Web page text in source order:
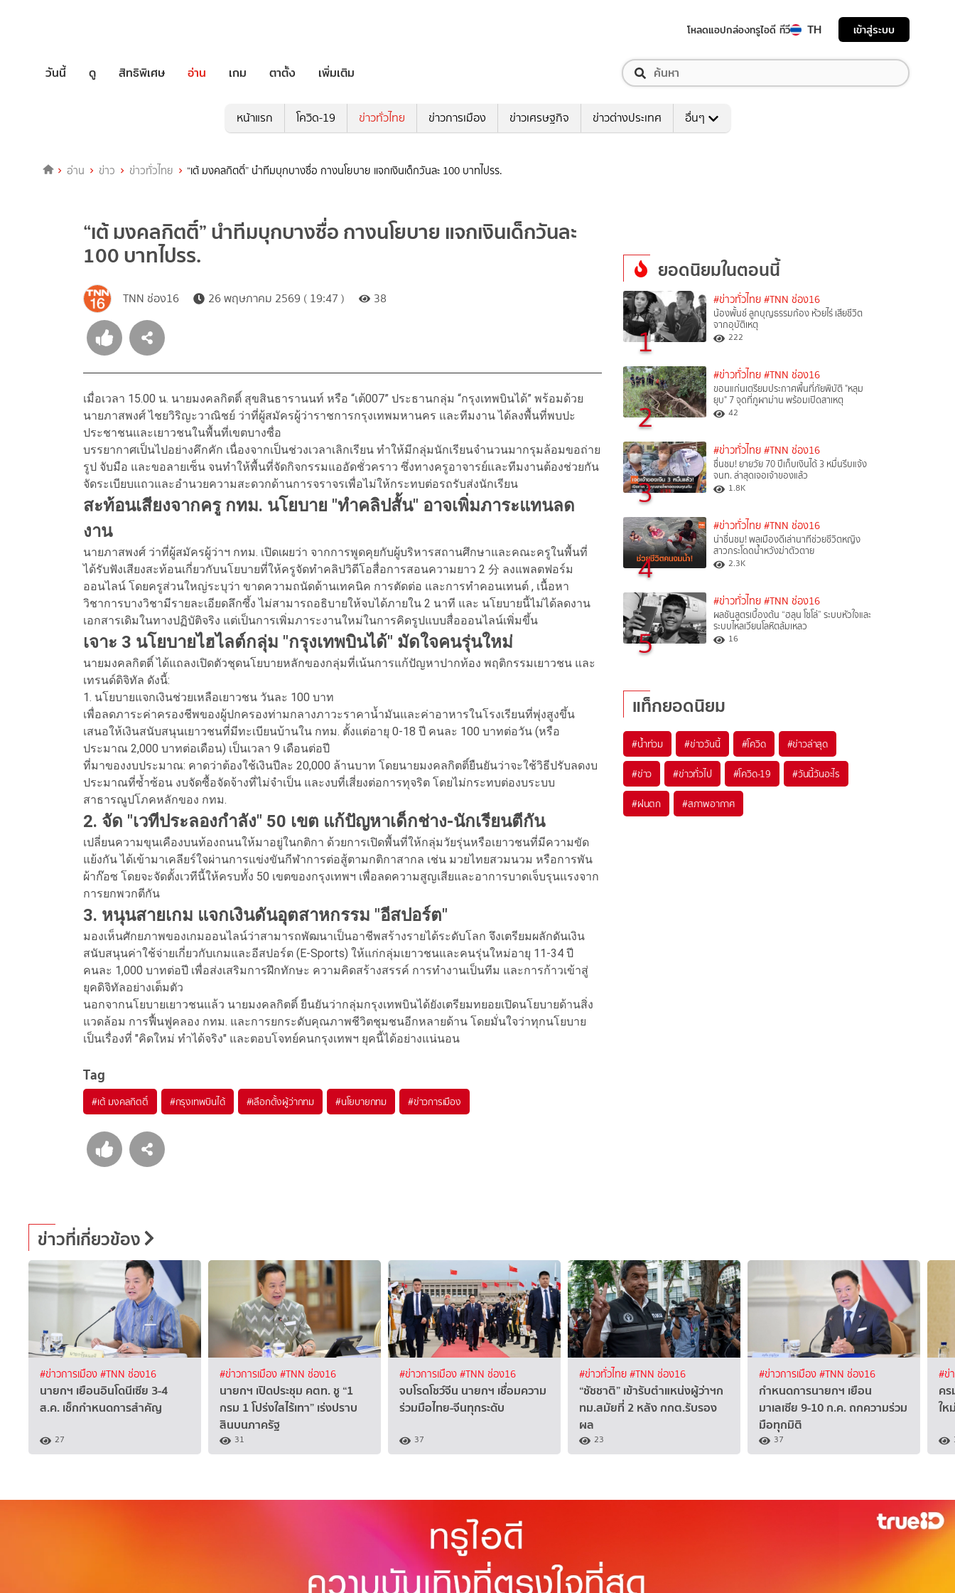
โหลดแอปกล่องทรูไอดี ทีวี TH เข้าสู่ระบบ
วันนี้ ดู สิทธิพิเศษ อ่าน เกม ตาตั้ง เพิ่มเติม
หน้าแรก โควิด-19 ข่าวทั่วไทย ข่าวการเมือง ข่าวเศรษฐกิจ ข่าวต่างประเทศ อื่นๆ
อ่าน ข่าว ข่าวทั่วไทย “เต้ มงคลกิตติ์” นำทีมบุกบางซื่อ กางนโยบาย แจกเงินเด็กวันละ 100 บาทไปรร.
“เต้ มงคลกิตติ์” นำทีมบุกบางซื่อ กางนโยบาย แจกเงินเด็กวันละ
100 บาทไปรร.
TNN ช่อง16 26 พฤษภาคม 2569 ( 19:47 ) 38
เมื่อเวลา 15.00 น. นายมงคลกิตติ์ สุขสินธารานนท์ หรือ “เต้007” ประธานกลุ่ม “กรุงเทพบินได้” พร้อมด้วย
นายภาสพงศ์ ไชยวิริญะวาณิชย์ ว่าที่ผู้สมัครผู้ว่าราชการกรุงเทพมหานคร และทีมงาน ได้ลงพื้นที่พบปะ
ประชาชนและเยาวชนในพื้นที่เขตบางซื่อ
บรรยากาศเป็นไปอย่างคึกคัก เนื่องจากเป็นช่วงเวลาเลิกเรียน ทำให้มีกลุ่มนักเรียนจำนวนมากรุมล้อมขอถ่าย
รูป จับมือ และขอลายเซ็น จนทำให้พื้นที่จัดกิจกรรมแออัดชั่วคราว ซึ่งทางครูอาจารย์และทีมงานต้องช่วยกัน
จัดระเบียบแถวและอำนวยความสะดวกด้านการจราจรเพื่อไม่ให้กระทบต่อรถรับส่งนักเรียน
สะท้อนเสียงจากครู กทม. นโยบาย "ทำคลิปสั้น" อาจเพิ่มภาระแทนลด
งาน
นายภาสพงศ์ ว่าที่ผู้สมัครผู้ว่าฯ กทม. เปิดเผยว่า จากการพูดคุยกับผู้บริหารสถานศึกษาและคณะครูในพื้นที่
ได้รับฟังเสียงสะท้อนเกี่ยวกับนโยบายที่ให้ครูจัดทำคลิปวิดีโอสื่อการสอนความยาว 2 分 ลงแพลตฟอร์ม
ออนไลน์ โดยครูส่วนใหญ่ระบุว่า ขาดความถนัดด้านเทคนิค การตัดต่อ และการทำคอนเทนต์ , เนื้อหา
วิชาการบางวิชามีรายละเอียดลึกซึ้ง ไม่สามารถอธิบายให้จบได้ภายใน 2 นาที และ นโยบายนี้ไม่ได้ลดงาน
เอกสารเดิมในทางปฏิบัติจริง แต่เป็นการเพิ่มภาระงานใหม่ในการคิดรูปแบบสื่อออนไลน์เพิ่มขึ้น
เจาะ 3 นโยบายไฮไลต์กลุ่ม "กรุงเทพบินได้" มัดใจคนรุ่นใหม่
นายมงคลกิตติ์ ได้แถลงเปิดตัวชุดนโยบายหลักของกลุ่มที่เน้นการแก้ปัญหาปากท้อง พฤติกรรมเยาวชน และ
เทรนด์ดิจิทัล ดังนี้:
1. นโยบายแจกเงินช่วยเหลือเยาวชน วันละ 100 บาท
เพื่อลดภาระค่าครองชีพของผู้ปกครองท่ามกลางภาวะราคาน้ำมันและค่าอาหารในโรงเรียนที่พุ่งสูงขึ้น
เสนอให้เงินสนับสนุนเยาวชนที่มีทะเบียนบ้านใน กทม. ตั้งแต่อายุ 0-18 ปี คนละ 100 บาทต่อวัน (หรือ
ประมาณ 2,000 บาทต่อเดือน) เป็นเวลา 9 เดือนต่อปี
ที่มาของงบประมาณ: คาดว่าต้องใช้เงินปีละ 20,000 ล้านบาท โดยนายมงคลกิตติ์ยืนยันว่าจะใช้วิธีปรับลดงบ
ประมาณที่ซ้ำซ้อน งบจัดซื้อจัดจ้างที่ไม่จำเป็น และงบที่เสี่ยงต่อการทุจริต โดยไม่กระทบต่องบระบบ
สาธารณูปโภคหลักของ กทม.
2. จัด "เวทีประลองกำลัง" 50 เขต แก้ปัญหาเด็กช่าง-นักเรียนตีกัน
เปลี่ยนความขุนเคืองบนท้องถนนให้มาอยู่ในกติกา ด้วยการเปิดพื้นที่ให้กลุ่มวัยรุ่นหรือเยาวชนที่มีความขัด
แย้งกัน ได้เข้ามาเคลียร์ใจผ่านการแข่งขันกีฬาการต่อสู้ตามกติกาสากล เช่น มวยไทยสวมนวม หรือการพัน
ผ้าก๊อซ โดยจะจัดตั้งเวทีนี้ให้ครบทั้ง 50 เขตของกรุงเทพฯ เพื่อลดความสูญเสียและอาการบาดเจ็บรุนแรงจาก
การยกพวกตีกัน
3. หนุนสายเกม แจกเงินดันอุตสาหกรรม "อีสปอร์ต"
มองเห็นศักยภาพของเกมออนไลน์ว่าสามารถพัฒนาเป็นอาชีพสร้างรายได้ระดับโลก จึงเตรียมผลักดันเงิน
สนับสนุนค่าใช้จ่ายเกี่ยวกับเกมและอีสปอร์ต (E-Sports) ให้แก่กลุ่มเยาวชนและคนรุ่นใหม่อายุ 11-34 ปี
คนละ 1,000 บาทต่อปี เพื่อส่งเสริมการฝึกทักษะ ความคิดสร้างสรรค์ การทำงานเป็นทีม และการก้าวเข้าสู่
ยุคดิจิทัลอย่างเต็มตัว
นอกจากนโยบายเยาวชนแล้ว นายมงคลกิตติ์ ยืนยันว่ากลุ่มกรุงเทพบินได้ยังเตรียมทยอยเปิดนโยบายด้านสิ่ง
แวดล้อม การฟื้นฟูคลอง กทม. และการยกระดับคุณภาพชีวิตชุมชนอีกหลายด้าน โดยมั่นใจว่าทุกนโยบาย
เป็นเรื่องที่ "คิดใหม่ ทำได้จริง" และตอบโจทย์คนกรุงเทพฯ ยุคนี้ได้อย่างแน่นอน
Tag
#เต้ มงคลกิตติ์ #กรุงเทพบินได้ #เลือกตั้งผู้ว่ากทม #นโยบายกทม #ข่าวการเมือง
ยอดนิยมในตอนนี้
1
#ข่าวทั่วไทย #TNN ช่อง16
น้องพั้นช์ ลูกบุญธรรมก้อง ห้วยไร่ เสียชีวิต
จากอุบัติเหตุ
222
2
#ข่าวทั่วไทย #TNN ช่อง16
ขอนแก่นเตรียมประกาศพื้นที่ภัยพิบัติ "หลุม
ยุบ" 7 จุดที่ภูผาม่าน พร้อมเปิดสาเหตุ
42
3
#ข่าวทั่วไทย #TNN ช่อง16
ชื่นชม! ยายวัย 70 ปีเก็บเงินได้ 3 หมื่นรีบแจ้ง
จนท. ล่าสุดเจอเจ้าของแล้ว
1.8K
4
#ข่าวทั่วไทย #TNN ช่อง16
น่าชื่นชม! พลเมืองดีเล่านาทีช่วยชีวิตหญิง
สาวกระโดดน้ำหวังฆ่าตัวตาย
2.3K
5
#ข่าวทั่วไทย #TNN ช่อง16
ผลชันสูตรเบื้องต้น “ฮลุน โซโล่” ระบบหัวใจและ
ระบบไหลเวียนโลหิตล้มเหลว
16
แท็กยอดนิยม
#น้ำท่วม #ข่าววันนี้ #โควิด #ข่าวล่าสุด
#ข่าว #ข่าวทั่วไป #โควิด-19 #วันนี้วันอะไร
#ฝนตก #สภาพอากาศ
ข่าวที่เกี่ยวข้อง
#ข่าวการเมือง#TNN ช่อง16
นายกฯ เยือนอินโดนีเซีย 3-4
ส.ค. เช็กกำหนดการสำคัญ
27
#ข่าวการเมือง#TNN ช่อง16
นายกฯ เปิดประชุม คตท. ชู “1
กรม 1 โปร่งใสไร้เทา” เร่งปราบ
สินบนภาครัฐ
31
#ข่าวการเมือง#TNN ช่อง16
จบโรดโชว์จีน นายกฯ เชื่อมความ
ร่วมมือไทย-จีนทุกระดับ
37
#ข่าวทั่วไทย#TNN ช่อง16
“ชัชชาติ” เข้ารับตำแหน่งผู้ว่าฯก
ทม.สมัยที่ 2 หลัง กกต.รับรอง
ผล
23
#ข่าวการเมือง#TNN ช่อง16
กำหนดการนายกฯ เยือน
มาเลเซีย 9-10 ก.ค. ถกความร่วม
มือทุกมิติ
37
#ข่
คร
ให